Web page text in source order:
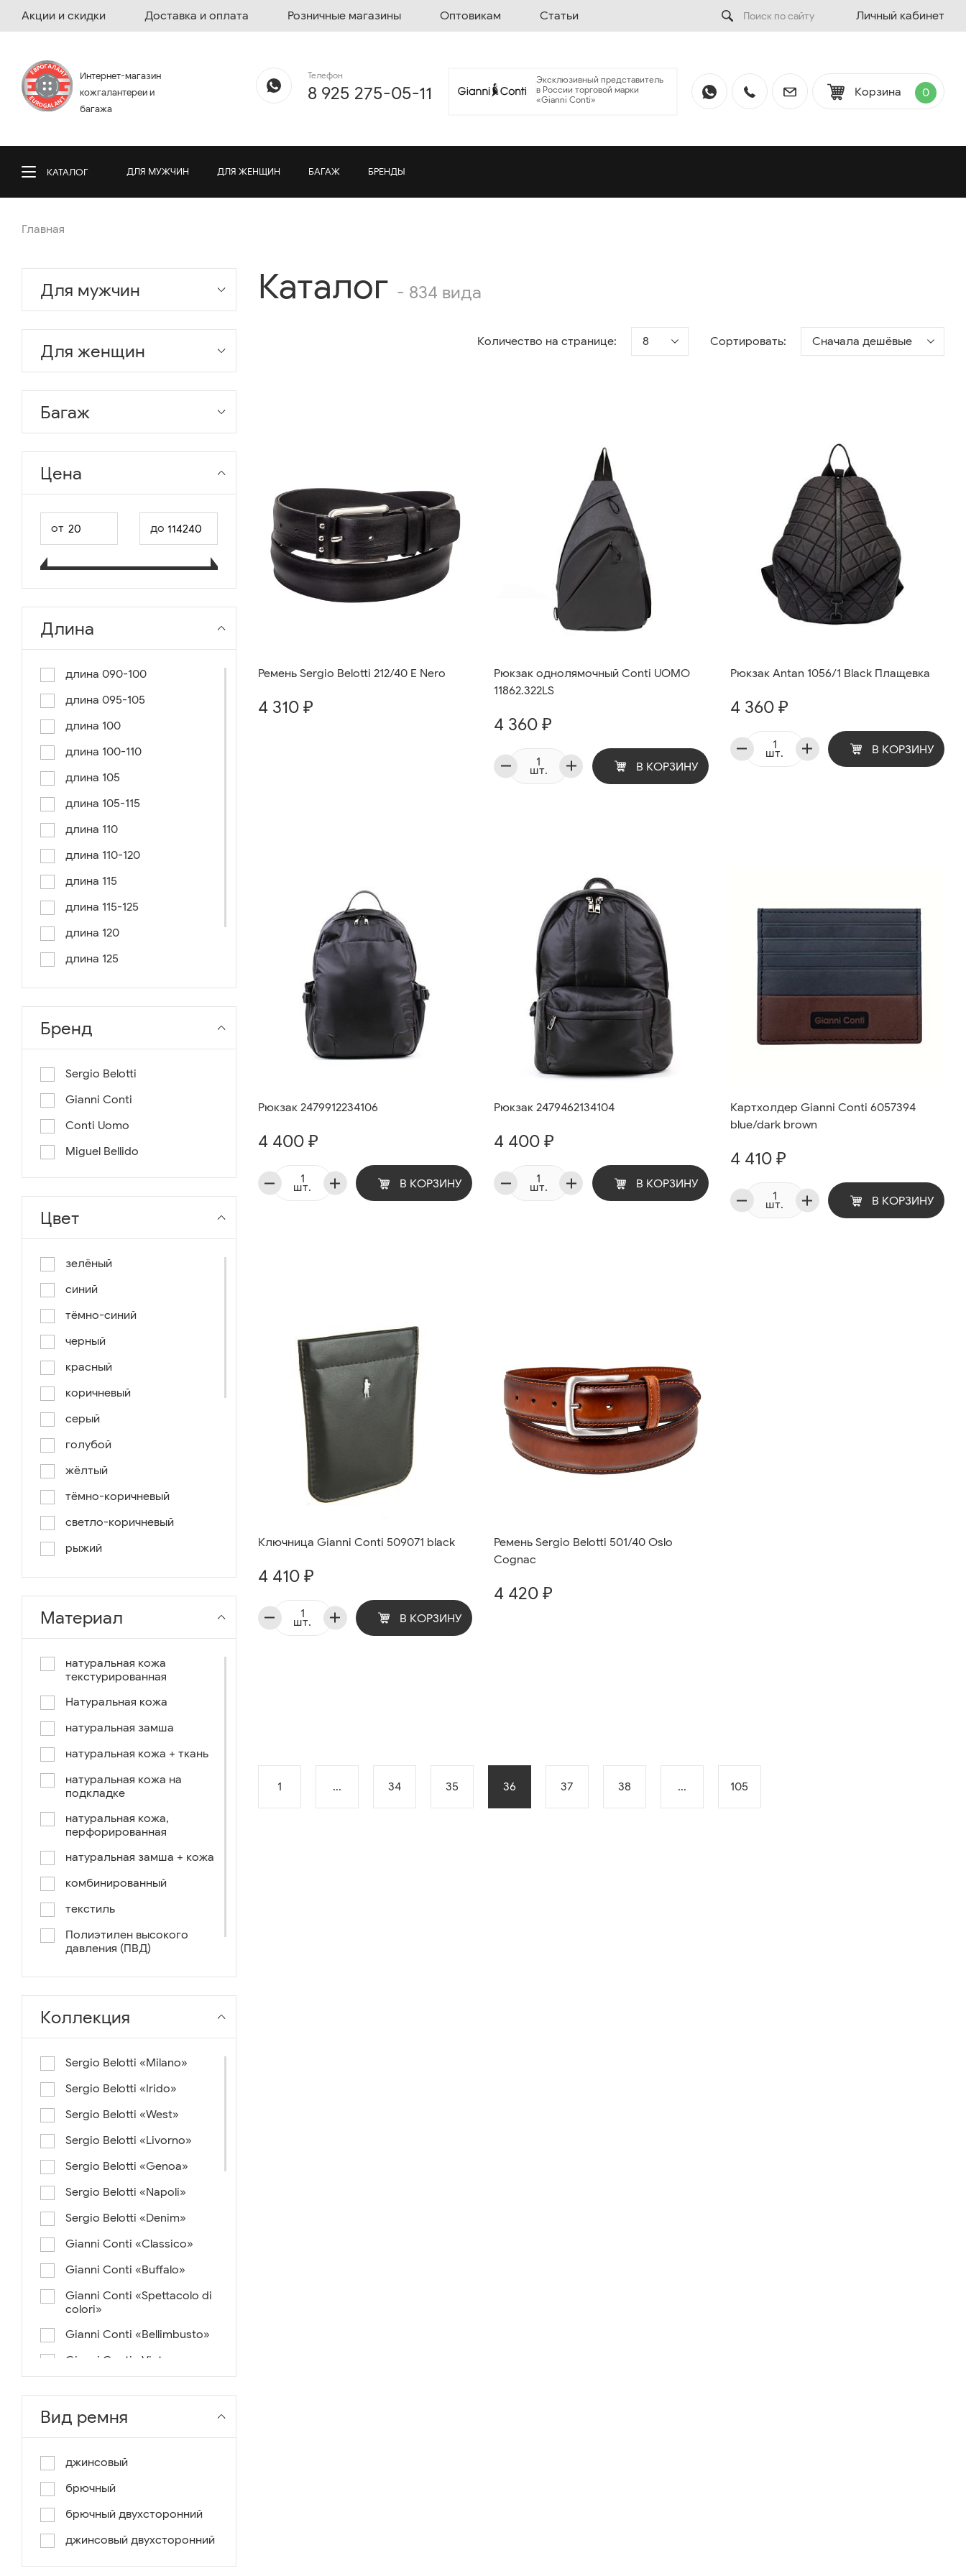
Акции и скидки Доставка и оплата Розничные магазины Оптовикам Статьи Личный кабинет
Интернет-магазин
кожгалантереи и
багажа
Телефон
8 925 275-05-11
Эксклюзивный представитель
в России торговой марки
«Gianni Conti»
Корзина 0
КАТАЛОГ ДЛЯ МУЖЧИН ДЛЯ ЖЕНЩИН БАГАЖ БРЕНДЫ
Главная
Для мужчин
Для женщин
Багаж
Цена
от до
Длина
длина 090-100
длина 095-105
длина 100
длина 100-110
длина 105
длина 105-115
длина 110
длина 110-120
длина 115
длина 115-125
длина 120
длина 125
длина 130
длина 135
Бренд
Sergio Belotti
Gianni Conti
Conti Uomo
Miguel Bellido
Цвет
зелёный
синий
тёмно-синий
черный
красный
коричневый
серый
голубой
жёлтый
тёмно-коричневый
светло-коричневый
рыжий
серо-коричневый
светло-голубой
чёрный-коричневый
комбинированный
коричнево-зеленый
коричневый-синий
коричневый/светло-
коричневый /ручное окраш.-
синий/черный
коричневый /ручное окраш.-
Материал
натуральная кожа
текстурированная
Натуральная кожа
натуральная замша
натуральная кожа + ткань
натуральная кожа на
подкладке
натуральная кожа,
перфорированная
натуральная замша + кожа
комбинированный
текстиль
Полиэтилен высокого
давления (ПВД)
нейлон+ткань
Коллекция
Sergio Belotti «Milano»
Sergio Belotti «Irido»
Sergio Belotti «West»
Sergio Belotti «Livorno»
Sergio Belotti «Genoa»
Sergio Belotti «Napoli»
Sergio Belotti «Denim»
Gianni Conti «Classico»
Gianni Conti «Buffalo»
Gianni Conti «Spettacolo di
colori»
Gianni Conti «Bellimbusto»
Gianni Conti «Vintage»
pochino di colore»
Gianni Conti «Antico»
Вид ремня
джинсовый
брючный
брючный двухсторонний
джинсовый двухсторонний
Каталог - 834 вида
Количество на странице: 8 Сортировать: Сначала дешёвые
Ремень Sergio Belotti 212/40 E Nero
4 310 ₽
Рюкзак однолямочный Conti UOMO
11862.322LS
4 360 ₽
шт. В КОРЗИНУ
Рюкзак Antan 1056/1 Black Плащевка
4 360 ₽
шт. В КОРЗИНУ
Рюкзак 2479912234106
4 400 ₽
шт. В КОРЗИНУ
Рюкзак 2479462134104
4 400 ₽
шт. В КОРЗИНУ
Картхолдер Gianni Conti 6057394
blue/dark brown
4 410 ₽
шт. В КОРЗИНУ
Ключница Gianni Conti 509071 black
4 410 ₽
шт. В КОРЗИНУ
Ремень Sergio Belotti 501/40 Oslo
Cognac
4 420 ₽
1 ... 34 35 36 37 38 ... 105